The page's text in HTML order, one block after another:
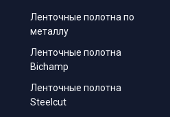
Ленточные полотна по
металлу
Ленточные полотна
Bichamp
Ленточные полотна
Steelcut